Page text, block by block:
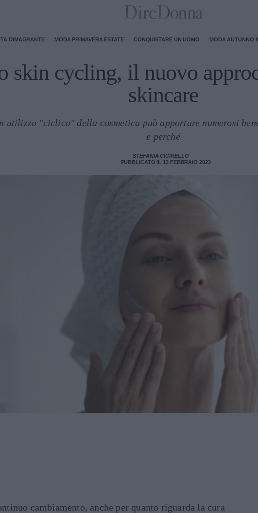
DIMAGRANTE MODA PRIMAVERA ESTATE CONQUISTARE UN UOMO MODA AUTUNNO
skin cycling, il nuovo
skincare
utilizzo "ciclico" della cosmetica può apportare numerosi
e perché
STEFANIA CICIRELLO
PUBBLICATO IL 13 FEBBRAIO 2023
cambiamento, anche per quanto riguarda la cura